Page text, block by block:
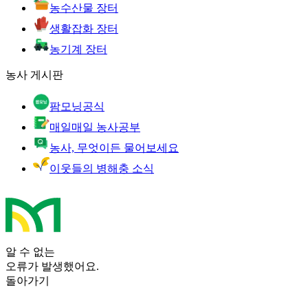
농수산물 장터
생활잡화 장터
농기계 장터
농사 게시판
팜모닝공식
매일매일 농사공부
농사, 무엇이든 물어보세요
이웃들의 병해충 소식
알 수 없는
오류가 발생했어요.
돌아가기